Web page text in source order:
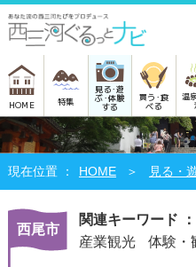
HOME 特集
見る･遊
ぶ･体験
する
買う･食
べる
温
HOME 見る・
西尾市
関連キーワード ：
産業観光
体験・